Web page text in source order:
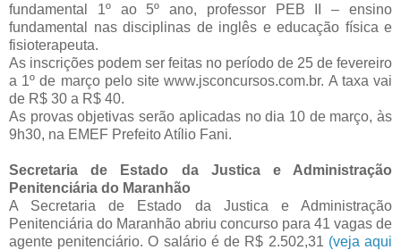
fundamental 1º ao 5º ano, professor PEB II – ensino
fundamental nas disciplinas de inglês e educação física e
fisioterapeuta.
As inscrições podem ser feitas no período de 25 de fevereiro
a 1º de março pelo site www.jsconcursos.com.br. A taxa vai
de R$ 30 a R$ 40.
As provas objetivas serão aplicadas no dia 10 de março, às
9h30, na EMEF Prefeito Atílio Fani.
Secretaria de Estado da Justica e Administração
Penitenciária do Maranhão
A Secretaria de Estado da Justica e Administração
Penitenciária do Maranhão abriu concurso para 41 vagas de
agente penitenciário. O salário é de R$ 2.502,31 (veja aqui